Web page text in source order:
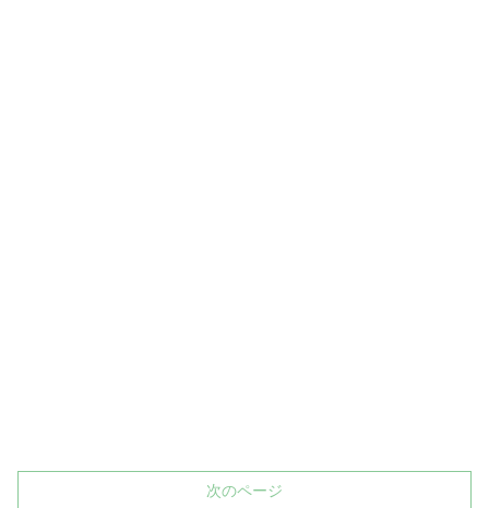
次のページ